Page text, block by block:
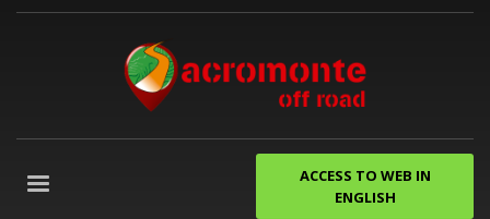
ACCESS TO WEB IN
ENGLISH